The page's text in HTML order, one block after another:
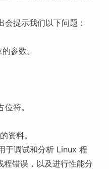
会提示我们以下问题：
参数。
符。
资料。
于调试和分析 Linux 程
程错误，以及进行性能分